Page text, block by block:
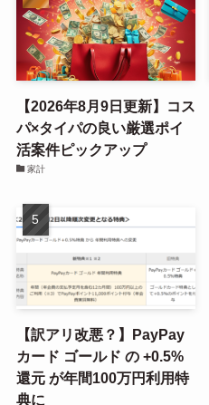
【2026年8月9日更新】コス
パ×タイパの良い厳選ポイ
活案件ピックアップ
家計
【訳アリ改悪？】PayPay
カード ゴールド の +0.5%
還元 が年間100万円利用特
典に